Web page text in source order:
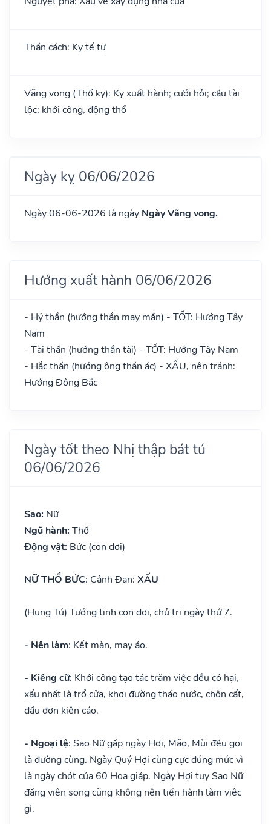
Thần cách: Kỵ tế tự
Vãng vong (Thổ kỵ): Kỵ xuất hành; cưới hỏi; cầu tài
lộc; khởi công, động thổ
Ngày kỵ 06/06/2026
Ngày 06-06-2026 là ngày Ngày Vãng vong.
Hướng xuất hành 06/06/2026
- Hỷ thần (hướng thần may mắn) - TỐT: Hướng Tây
Nam
- Tài thần (hướng thần tài) - TỐT: Hướng Tây Nam
- Hắc thần (hướng ông thần ác) - XẤU, nên tránh:
Hướng Đông Bắc
Ngày tốt theo Nhị thập bát tú
06/06/2026
Sao: Nữ
Ngũ hành: Thổ
Động vật: Bức (con dơi)
NỮ THỔ BỨC: Cảnh Đan: XẤU
(Hung Tú) Tướng tinh con dơi, chủ trị ngày thứ 7.
- Nên làm: Kết màn, may áo.
- Kiêng cữ: Khởi công tạo tác trăm việc đều có hại,
xấu nhất là trổ cửa, khơi đường tháo nước, chôn cất,
đầu đơn kiện cáo.
- Ngoại lệ: Sao Nữ gặp ngày Hợi, Mão, Mùi đều gọi
là đường cùng. Ngày Quý Hợi cùng cực đúng mức vì
là ngày chót của 60 Hoa giáp. Ngày Hợi tuy Sao Nữ
đăng viên song cũng không nên tiến hành làm việc
gì.